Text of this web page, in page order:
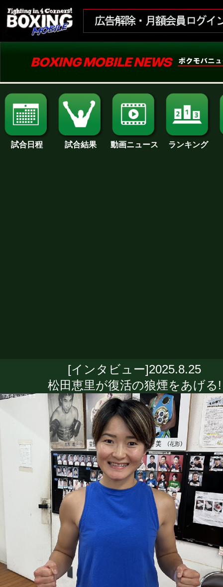
試合日程 試合結果 動画ニュース ランキング
[インタビュー]2025.8.25
松田恵里が復活の狼煙をあげる!